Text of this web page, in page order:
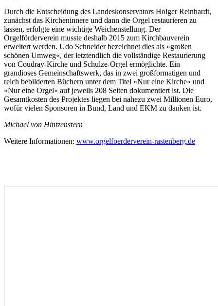
Durch die Entscheidung des Landeskonservators Holger Reinhardt,
zunächst das Kircheninnere und dann die Orgel restaurieren zu
lassen, erfolgte eine wichtige Weichenstellung. Der
Orgelförderverein musste deshalb 2015 zum Kirchbauverein
erweitert werden. Udo Schneider bezeichnet dies als »großen
schönen Umweg«, der letztendlich die vollständige Restaurierung
von Coudray-Kirche und Schulze-Orgel ermöglichte. Ein
grandioses Gemeinschaftswerk, das in zwei großformatigen und
reich bebilderten Büchern unter dem Titel »Nur eine Kirche« und
»Nur eine Orgel« auf jeweils 208 Seiten dokumentiert ist. Die
Gesamtkosten des Projektes liegen bei nahezu zwei Millionen Euro,
wofür vielen Sponsoren in Bund, Land und EKM zu danken ist.
Michael von Hintzenstern
Weitere Informationen: www.orgelfoerderverein-rastenberg.de